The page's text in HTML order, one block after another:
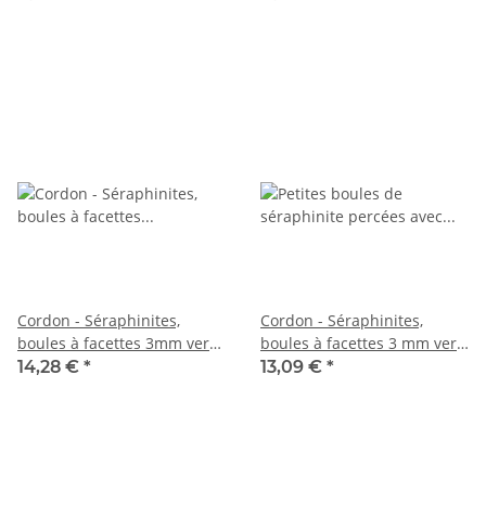
Cordon - Séraphinites,
boules à facettes 3mm vert
mousse, longueur 38,5cm
14,28 € *
Cordon - Séraphinites,
boules à facettes 3 mm vert
mousse, longueur 38,5 cm
13,09 € *